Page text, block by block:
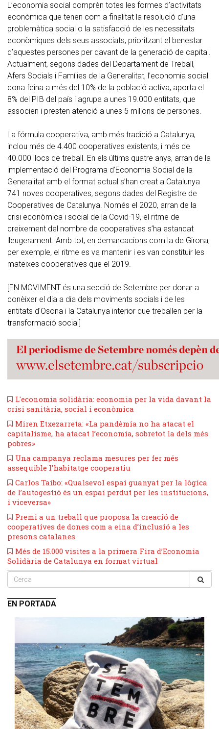
L’economia social comprèn totes les formes d’activitats
econòmica que tenen com a finalitat la resolució d’una
problemàtica social o la satisfacció de les necessitats
econòmiques dels seus associats, prioritzant el benestar
d’aquestes persones per davant de la generació de capital.
Actualment, segons dades del Departament de Treball,
Afers Socials i Famílies de la Generalitat, l’economia social
dona feina a més del 10% de la població activa, aporta el
8% del PIB del país i agrupa a unes 19.000 entitats, que
associen i presten atenció a unes 5 milions de persones.
La fórmula cooperativa, amb més tradició a Catalunya,
inclou més de 4.400 cooperatives existents, i més de
40.000 llocs de treball. En els últims quatre anys, arran de la
implementació del Programa d’Economia Social de la
Generalitat amb el format actual s’han creat a Catalunya
741 noves cooperatives, segons dades del Registre de
Cooperatives de Catalunya. Només el 2020, arran de la
crisi econòmica i social de la Covid-19, el ritme de
creixement del nombre de cooperatives s’ha estancat
lleugerament. Amb tot, en demarcacions com la de Girona,
per exemple, el ritme es va mantenir i es van constituir les
mateixes cooperatives que el 2019.
[EN MOVIMENT és una secció de Setembre per donar a
conèixer el dia a dia dels moviments socials i de les
entitats d'Osona i la Catalunya interior que treballen per la
transformació social]
L'economia solidària: economia per la vida davant la
crisi sanitària, social i econòmica
Miren Etxezarreta: «La pandèmia no ha atacat el
capitalisme, ha atacat l’economia, sobretot la dels més
pobres»
Una campanya reclama mesures per fer més
assequible l’habitatge cooperatiu
Carlos Taibo: «Qualsevol espai guanyat per la lògica
de l’autogestió és un espai perdut per les institucions,
i viceversa»
​Premi a un treball que proposa la creació de
cooperatives de dones com a eina d’inclusió a les
presons catalanes
Més de 15.000 visites a la primera Fira d’Economia
Solidària de Catalunya en format virtual
EN PORTADA